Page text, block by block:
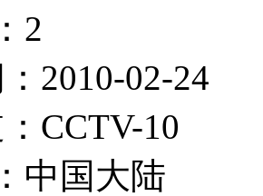
2
2010-02-24
CCTV-10
国大陆